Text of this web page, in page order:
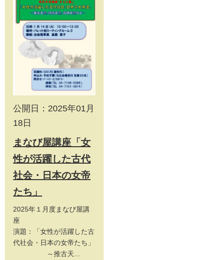
公開日：2025年01月
18日
まなび屋講座「女
性が活躍した古代
社会・日本の女帝
たち」
2025年１月度まなび屋講
座
演題：「女性が活躍した古
代社会・日本の女帝たち」
～推古天...